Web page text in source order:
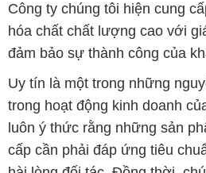
Công ty chúng tôi hiện cung
hóa chất chất lượng cao với
đảm bảo sự thành công của
Uy tín là một trong những
trong hoạt động kinh doanh
luôn ý thức rằng những sản
cấp cần phải đáp ứng tiêu